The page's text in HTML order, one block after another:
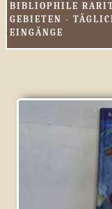
BIBLIOPHILE
GEBIETEN -
EINGÄNGE